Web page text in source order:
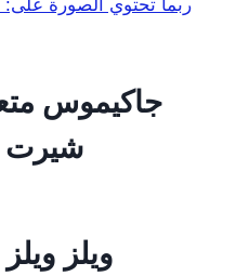
جاكيموس
شيرت
ويلز